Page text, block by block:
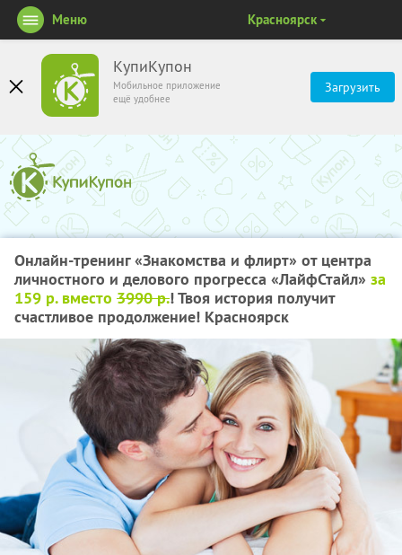
КупиКупон
Мобильное приложение
ещё удобнее
Загрузить
Меню Красноярск
Онлайн-тренинг «Знакомства и флирт» от центра
личностного и делового прогресса «ЛайфСтайл» за
159 р. вместо 3990 р.! Твоя история получит
счастливое продолжение! Красноярск